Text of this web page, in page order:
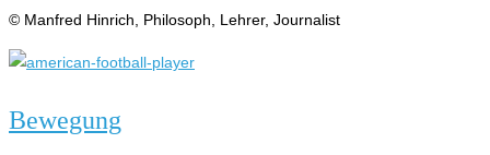
© Manfred Hinrich, Philosoph, Lehrer, Journalist
Bewegung